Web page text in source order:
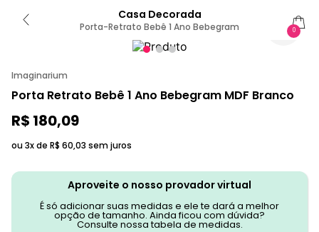
Casa Decorada
Porta-Retrato Bebê 1 Ano Bebegram 0
Imaginarium
Porta Retrato Bebê 1 Ano Bebegram MDF Branco
R$ 180,09
ou 3x de R$ 60,03 sem juros
Aproveite o nosso provador virtual
É só adicionar suas medidas e ele te dará a melhor
opção de tamanho. Ainda ficou com dúvida?
Consulte nossa tabela de medidas.